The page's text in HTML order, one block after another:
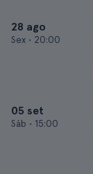
28 ago
Sex • 20:00
05 set
Sáb • 15:00